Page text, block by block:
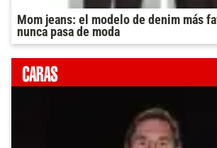
Mom jeans: el modelo de denim más
nunca pasa de moda